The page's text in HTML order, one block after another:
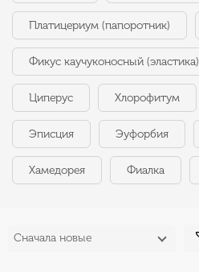
Платицериум (папоротник)
Фикус каучуконосный (эластика)
Циперус Хлорофитум
Эписция Эуфорбия
Хамедорея Фиалка
Сначала новые